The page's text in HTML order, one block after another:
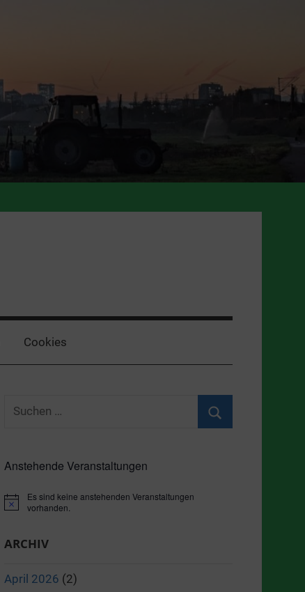
Cookies
Suchen
Anstehende Veranstaltungen
Hinweis
Es sind keine anstehenden Veranstaltungen
vorhanden.
ARCHIV
April 2026 (2)